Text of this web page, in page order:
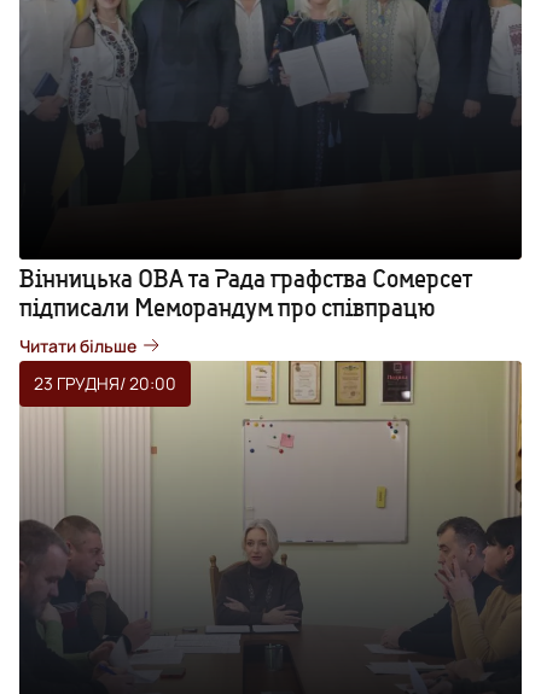
Вінницька ОВА та Рада графства Сомерсет
підписали Меморандум про співпрацю
Читати більше
23 ГРУДНЯ/ 20:00